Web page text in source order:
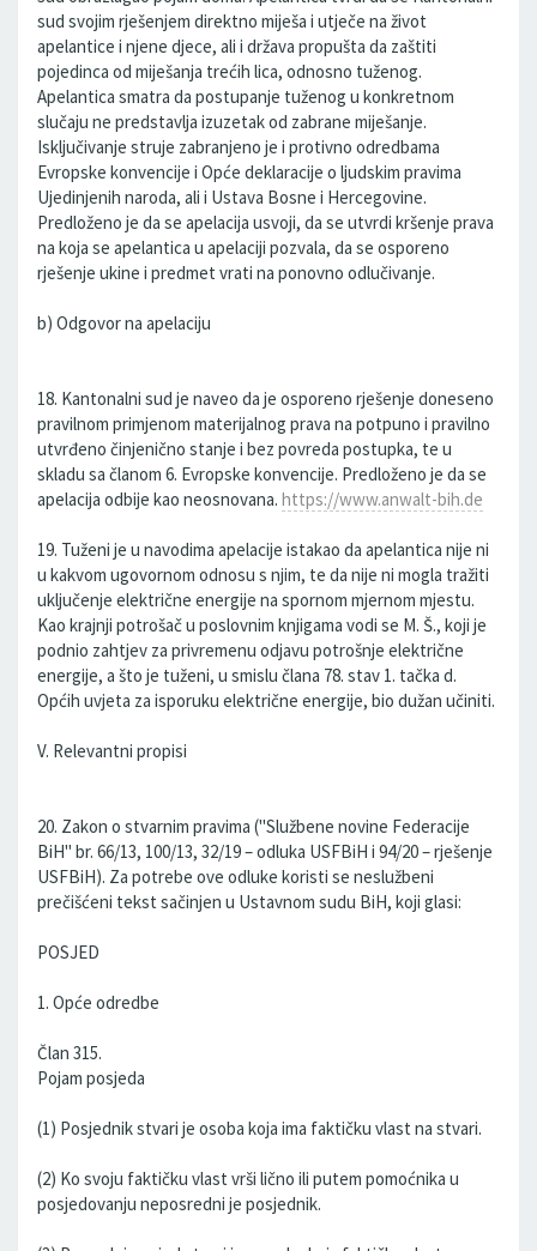
sud svojim rješenjem direktno miješa i utječe na život
apelantice i njene djece, ali i država propušta da zaštiti
pojedinca od miješanja trećih lica, odnosno tuženog.
Apelantica smatra da postupanje tuženog u konkretnom
slučaju ne predstavlja izuzetak od zabrane miješanje.
Isključivanje struje zabranjeno je i protivno odredbama
Evropske konvencije i Opće deklaracije o ljudskim pravima
Ujedinjenih naroda, ali i Ustava Bosne i Hercegovine.
Predloženo je da se apelacija usvoji, da se utvrdi kršenje prava
na koja se apelantica u apelaciji pozvala, da se osporeno
rješenje ukine i predmet vrati na ponovno odlučivanje.
b) Odgovor na apelaciju
18. Kantonalni sud je naveo da je osporeno rješenje doneseno
pravilnom primjenom materijalnog prava na potpuno i pravilno
utvrđeno činjenično stanje i bez povreda postupka, te u
skladu sa članom 6. Evropske konvencije. Predloženo je da se
apelacija odbije kao neosnovana. https://www.anwalt-bih.de
19. Tuženi je u navodima apelacije istakao da apelantica nije ni
u kakvom ugovornom odnosu s njim, te da nije ni mogla tražiti
uključenje električne energije na spornom mjernom mjestu.
Kao krajnji potrošač u poslovnim knjigama vodi se M. Š., koji je
podnio zahtjev za privremenu odjavu potrošnje električne
energije, a što je tuženi, u smislu člana 78. stav 1. tačka d.
Općih uvjeta za isporuku električne energije, bio dužan učiniti.
V. Relevantni propisi
20. Zakon o stvarnim pravima ("Službene novine Federacije
BiH" br. 66/13, 100/13, 32/19 – odluka USFBiH i 94/20 – rješenje
USFBiH). Za potrebe ove odluke koristi se neslužbeni
prečišćeni tekst sačinjen u Ustavnom sudu BiH, koji glasi:
POSJED
1. Opće odredbe
Član 315.
Pojam posjeda
(1) Posjednik stvari je osoba koja ima faktičku vlast na stvari.
(2) Ko svoju faktičku vlast vrši lično ili putem pomoćnika u
posjedovanju neposredni je posjednik.